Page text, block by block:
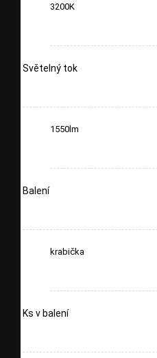
3200K
Světelný tok
1550lm
Balení
krabička
Ks v balení